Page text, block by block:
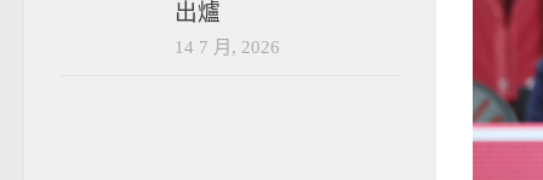
出爐
14 7 月, 2026